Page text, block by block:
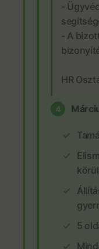
-
- A
HR
4
5